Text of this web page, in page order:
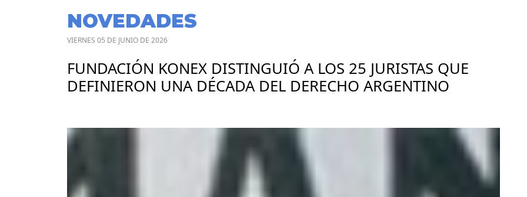
NOVEDADES
VIERNES 05 DE JUNIO DE 2026
FUNDACIÓN KONEX DISTINGUIÓ A LOS 25 JURISTAS QUE
DEFINIERON UNA DÉCADA DEL DERECHO ARGENTINO